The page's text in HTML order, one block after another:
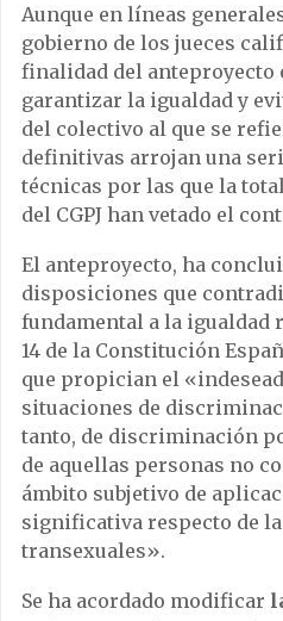
Aunque en líneas
gobierno de los jueces
finalidad del anteproyecto
garantizar la igualdad y
del colectivo al que se
definitivas arrojan una
técnicas por las que la
del CGPJ han vetado el
El anteproyecto, ha
disposiciones que
fundamental a la igualdad
14 de la Constitución
que propician el
situaciones de
tanto, de discriminación
de aquellas personas no
ámbito subjetivo de
significativa respecto de
transexuales».
Se ha acordado modificar